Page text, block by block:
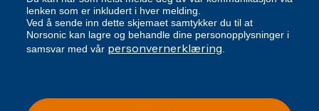
lenken som er inkludert i hver melding.
Ved å sende inn dette skjemaet samtykker du til at
Norsonic kan lagre og behandle dine personopplysninger i
samsvar med vår personvernerklæring